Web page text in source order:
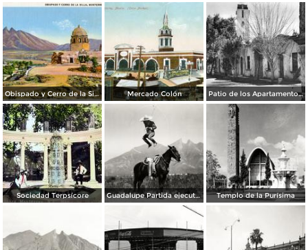
Obispado y Cerro de la Silla Mercado Colón Patio de los Apartamentos Regina
Sociedad Terpsícore Guadalupe Partida ejecutando una charrería con lazo Templo de la Purísima